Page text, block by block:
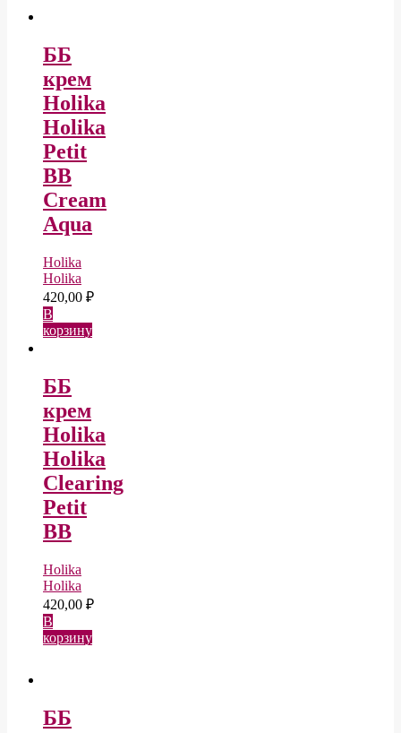
ББ
крем
Holika
Holika
Petit
BB
Cream
Aqua
Holika
Holika
420,00 ₽
В
корзину
ББ
крем
Holika
Holika
Clearing
Petit
BB
Holika
Holika
420,00 ₽
В
корзину
ББ